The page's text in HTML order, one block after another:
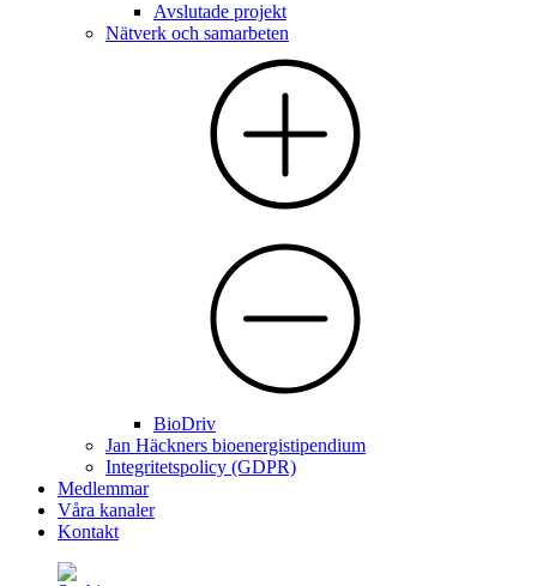
Avslutade projekt
Nätverk och samarbeten
BioDriv
Jan Häckners bioenergistipendium
Integritetspolicy (GDPR)
Medlemmar
Våra kanaler
Kontakt